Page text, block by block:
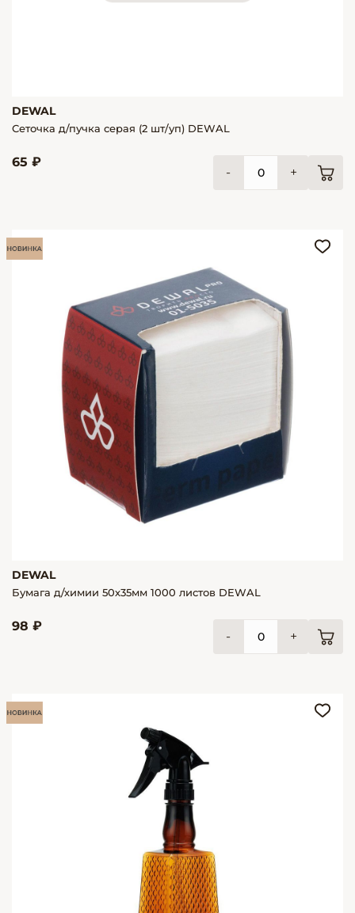
DEWAL
Сеточка д/пучка серая (2 шт/уп) DEWAL
65 ₽
- +
DEWAL
Бумага д/химии 50х35мм 1000 листов DEWAL
98 ₽
- +